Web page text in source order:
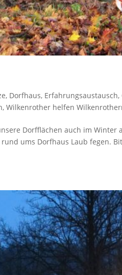
, Dorfhaus, Erfahrungsaustausch,
,Wilkenrother helfen
Dorfflächen auch im Winter
ums Dorfhaus Laub fegen.